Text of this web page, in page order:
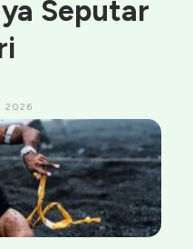
Seputar
2026